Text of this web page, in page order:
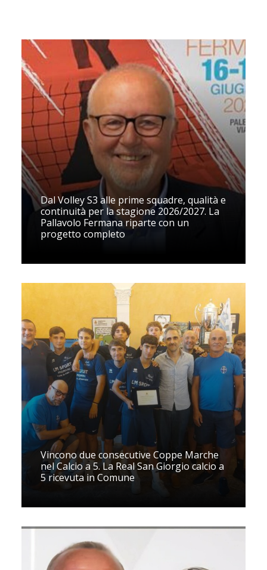
Dal Volley S3 alle prime squadre, qualità e
continuità per la stagione 2026/2027. La
Pallavolo Fermana riparte con un
progetto completo
Vincono due consecutive Coppe Marche
nel Calcio a 5. La Real San Giorgio calcio a
5 ricevuta in Comune